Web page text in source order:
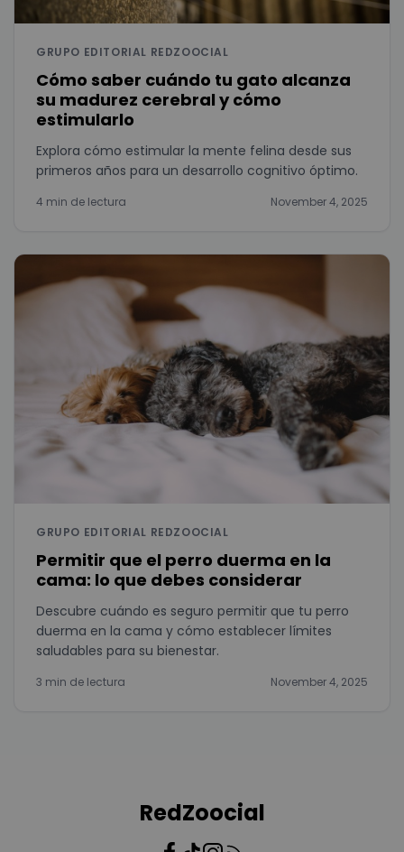
GRUPO EDITORIAL REDZOOCIAL
Cómo saber cuándo tu gato alcanza
su madurez cerebral y cómo
estimularlo
Explora cómo estimular la mente felina desde sus
primeros años para un desarrollo cognitivo óptimo.
4 min de lectura November 4, 2025
GRUPO EDITORIAL REDZOOCIAL
Permitir que el perro duerma en la
cama: lo que debes considerar
Descubre cuándo es seguro permitir que tu perro
duerma en la cama y cómo establecer límites
saludables para su bienestar.
3 min de lectura November 4, 2025
RedZoocial